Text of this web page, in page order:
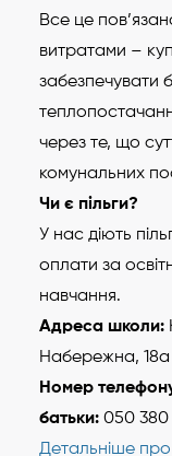
Все це
витратами –
забезпечувати
через те, що
комунальних
Чи є пільги?
У нас діють
оплати за
навчання.
Адреса школи:
Набережна, 18а
Номер
батьки: 050 380
Детальніше